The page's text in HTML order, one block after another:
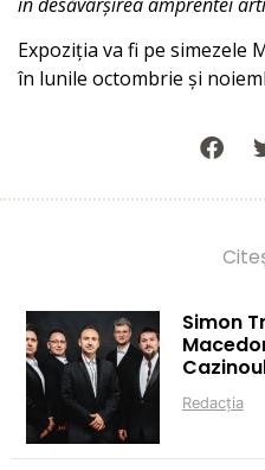
Expoziția va fi pe simezele
în lunile octombrie și
Simon
Redacția